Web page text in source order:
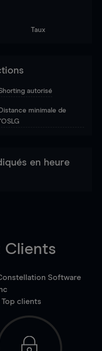
Taux
autorisé
Distance minimale de
l'OSLG
en heure
Clients
Software
Top clients